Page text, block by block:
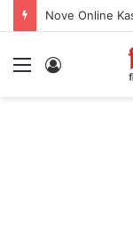
Menu